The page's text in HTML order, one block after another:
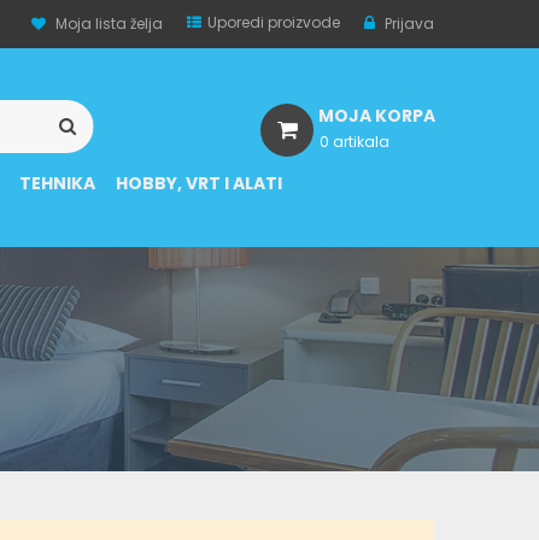
Moja lista želja Uporedi proizvode Prijava
TEHNIKA HOBBY, VRT I ALATI
MOJA KORPA
0 artikala